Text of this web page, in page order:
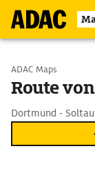
Start wählen
ADAC Maps
Route
Dortmund - Soltau